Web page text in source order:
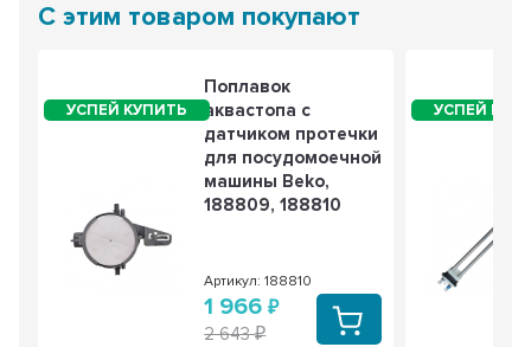
С этим товаром покупают
Поплавок
аквастопа с
датчиком протечки
для посудомоечной
машины Beko,
188809, 188810
Артикул: 188810
1 966
2 643